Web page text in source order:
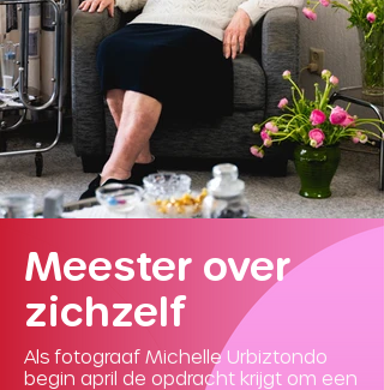
Meester over
zichzelf
Als fotograaf Michelle Urbiztondo
begin april de opdracht krijgt om een